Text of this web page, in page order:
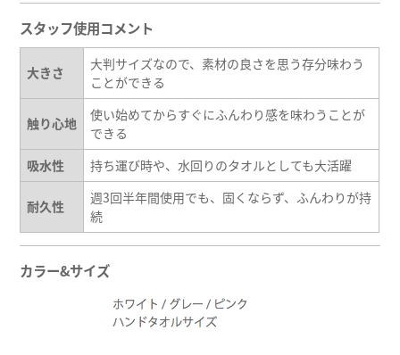
スタッフ使用コメント
大きさ
大判サイズなので、素材の良さを思う存分味わう
ことができる
触り心地
使い始めてからすぐにふんわり感を味わうことが
できる
吸水性
持ち運び時や、水回りのタオルとしても大活躍
耐久性
週3回半年間使用でも、固くならず、ふんわりが持
続
カラー&サイズ